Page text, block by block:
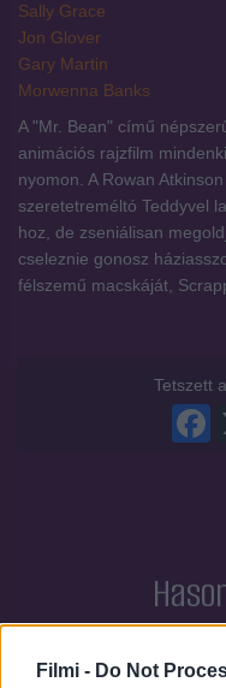
Filmi - Do Not
Sally Grace
Jon Glover
Gary Martin
Morwenna Banks
A "Mr. Bean" című
animációs rajzfilm
nyomon. A Rowan
szeretetreméltó Teddyvel
hoz, de zseniálisan
cseleznie gonosz
félszemű macskáját,
Tetszett